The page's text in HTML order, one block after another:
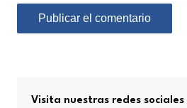
Visita nuestras redes sociales